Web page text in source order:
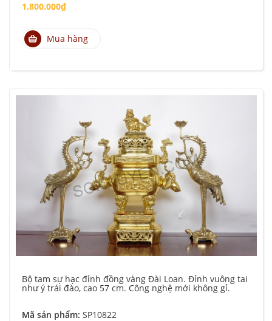
1.800.000₫
Mua hàng
Bộ tam sự hạc đỉnh đồng vàng Đài Loan. Đỉnh vuông tai
như ý trái đào, cao 57 cm. Công nghệ mới không gỉ.
Mã sản phẩm: SP10822